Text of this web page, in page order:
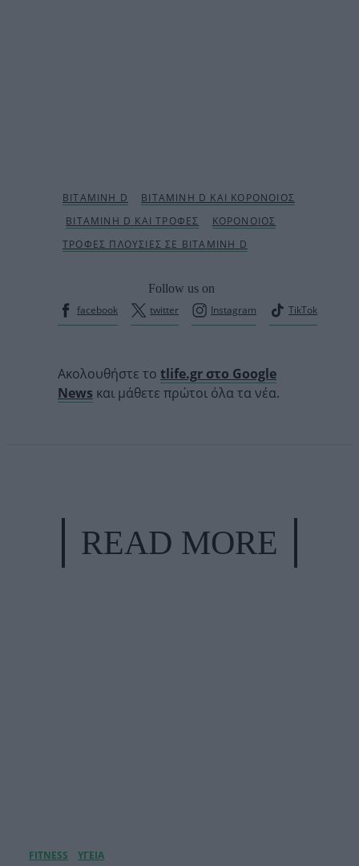
Follow us on
facebook
twitter Instagram TikTok
Ακολουθήστε το tlife.gr στο Google
News και μάθετε πρώτοι όλα τα νέα.
READ MORE